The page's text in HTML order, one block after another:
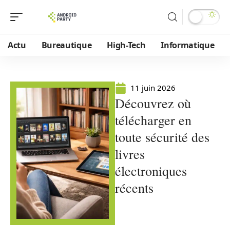
Actu Bureautique High-Tech Informatique
11 juin 2026
Découvrez où
télécharger en
toute sécurité des
livres
électroniques
récents